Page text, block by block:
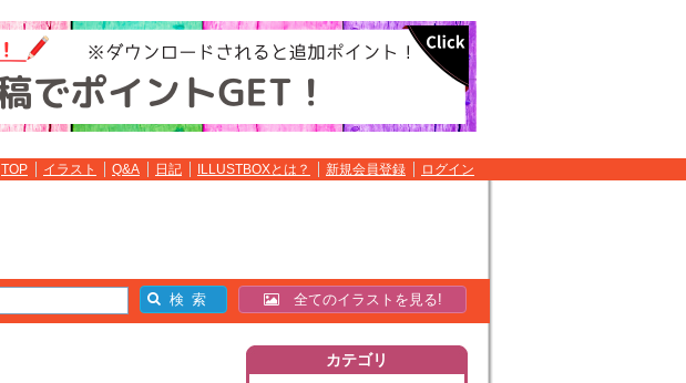
TOP イラスト Q&A 日記 ILLUSTBOXとは？ 新規会員登録 ログイン
全てのイラストを見る!
カテゴリ